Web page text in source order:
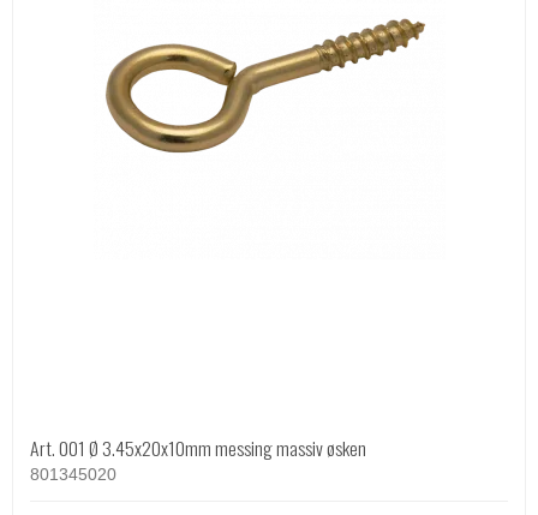
Art. 001 Ø 3.45x20x10mm messing massiv øsken
801345020